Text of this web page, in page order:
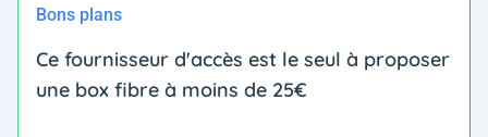
Bons plans
Ce fournisseur d'accès est le seul à proposer
une box fibre à moins de 25€